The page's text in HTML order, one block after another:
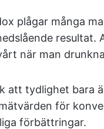
plågar många
när man
att tydlighet bara
för
förbättringar.